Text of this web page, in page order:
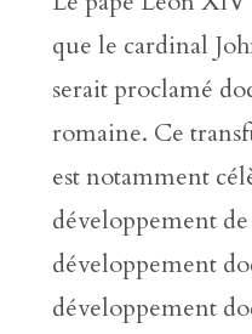
que le cardinal
serait proclamé
romaine. Ce
est notamment
développement
développement
développement